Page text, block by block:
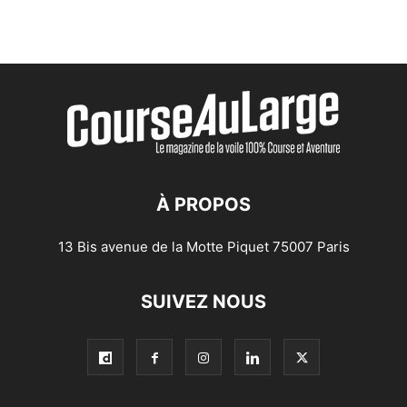
À PROPOS
13 Bis avenue de la Motte Piquet 75007 Paris
SUIVEZ NOUS